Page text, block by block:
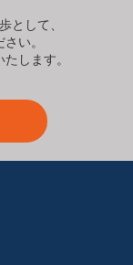
として、
い。
します。